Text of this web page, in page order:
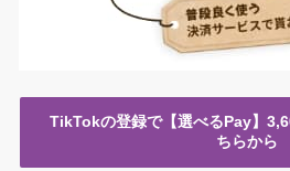
TikTokの登録で【選べるPay】
ちらから